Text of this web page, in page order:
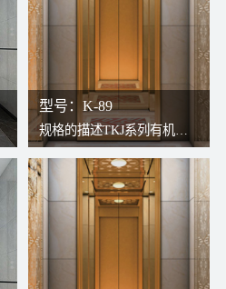
型号：K-89
规格的描述TKJ系列有机房
轮曳引机结合，更高效更稳
定。因曳引机安装于井道上
方，轿厢可以充分占用井
道，故可将轿厢打造得更宽
敞。检修过程安全、方便。